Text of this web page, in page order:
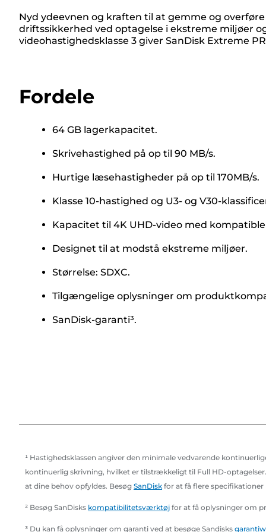
Nyd ydeevnen og kraften til at gemme og
driftssikkerhed ved optagelse i ekstreme miljøer
videohastighedsklasse 3 giver SanDisk Extreme
Fordele
64 GB lagerkapacitet.
Skrivehastighed på op til 90 MB/s.
Hurtige læsehastigheder på op til 170MB/s.
Klasse 10-hastighed og U3- og V30-
Kapacitet til 4K UHD-video med
Designet til at modstå ekstreme miljøer.
Størrelse: SDXC.
Tilgængelige oplysninger om
SanDisk-garanti³.
¹ Hastighedsklassen angiver den minimale vedvarende
kontinuerlig skrivning, hvilket er tilstrækkeligt til Full HD-
at dine behov opfyldes. Besøg SanDisk for at få flere specifikationer
² Besøg SanDisks kompatibilitetsværktøj for at få oplysninger om
³ Du kan få oplysninger om garanti ved at besøge Sandisks